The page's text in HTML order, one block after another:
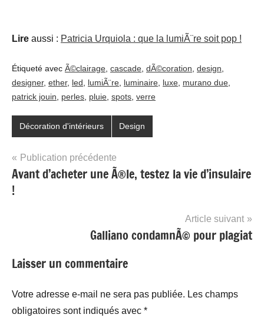
Lire aussi : Patricia Urquiola : que la lumiÃ¨re soit pop !
Étiqueté avec Ã©clairage cascade dÃ©coration design
designer, ether, led lumiÃ¨re luminaire luxe murano due
patrick jouin
perles pluie spots verre
Décoration d'intérieurs Design
Navigation
de
l’article
Publication précédente
Avant d’acheter une Ã®le, testez la vie d’insulaire
!
Article suivant
Galliano condamnÃ© pour plagiat
Laisser un commentaire
Votre adresse e-mail ne sera pas publiée. Les champs
obligatoires sont indiqués avec *